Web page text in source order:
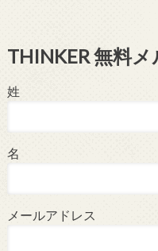
THINKER 無料
姓
名
メールアドレス